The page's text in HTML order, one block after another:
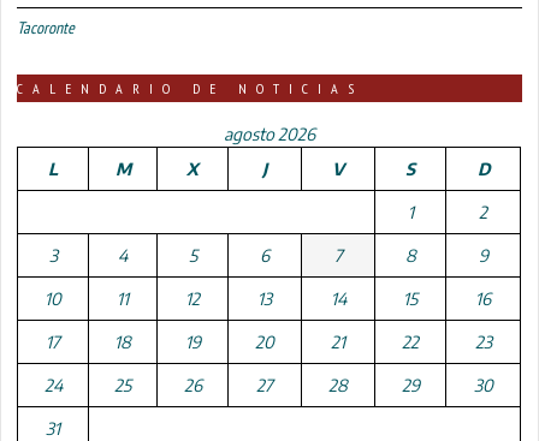
Tacoronte
CALENDARIO DE NOTICIAS
agosto 2026
L
M X J V S D
1 2
3 4 5 6 7 8 9
10 11 12 13 14 15 16
17 18 19 20 21 22 23
24 25 26 27 28 29 30
31